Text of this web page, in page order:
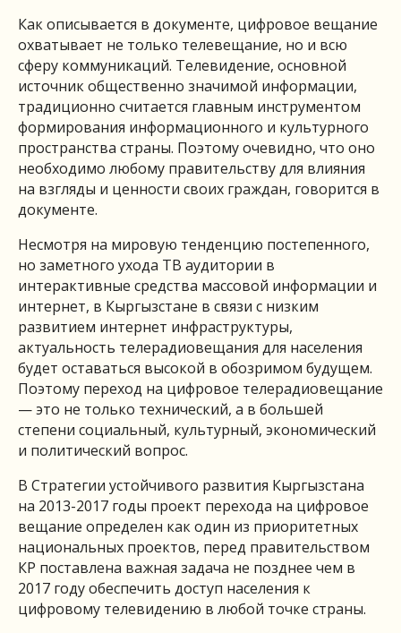
Как описывается в документе, цифровое вещание
охватывает не только телевещание, но и всю
сферу коммуникаций. Телевидение, основной
источник общественно значимой информации,
традиционно считается главным инструментом
формирования информационного и культурного
пространства страны. Поэтому очевидно, что оно
необходимо любому правительству для влияния
на взгляды и ценности своих граждан, говорится в
документе.
Несмотря на мировую тенденцию постепенного,
но заметного ухода ТВ аудитории в
интерактивные средства массовой информации и
интернет, в Кыргызстане в связи с низким
развитием интернет инфраструктуры,
актуальность телерадиовещания для населения
будет оставаться высокой в обозримом будущем.
Поэтому переход на цифровое телерадиовещание
— это не только технический, а в большей
степени социальный, культурный, экономический
и политический вопрос.
В Стратегии устойчивого развития Кыргызстана
на 2013-2017 годы проект перехода на цифровое
вещание определен как один из приоритетных
национальных проектов, перед правительством
КР поставлена важная задача не позднее чем в
2017 году обеспечить доступ населения к
цифровому телевидению в любой точке страны.